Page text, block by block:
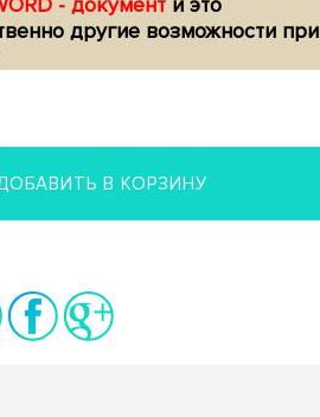
- документ и это
другие возможности при
В КОРЗИНУ